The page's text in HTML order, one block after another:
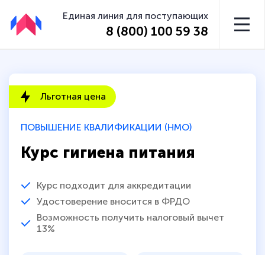
Единая линия для поступающих
8 (800) 100 59 38
ПОВЫШЕНИЕ КВАЛИФИКАЦИИ (НМО)
Курс гигиена питания
Курс подходит для аккредитации
Удостоверение вносится в ФРДО
Возможность получить налоговый вычет
13%
Льготная цена